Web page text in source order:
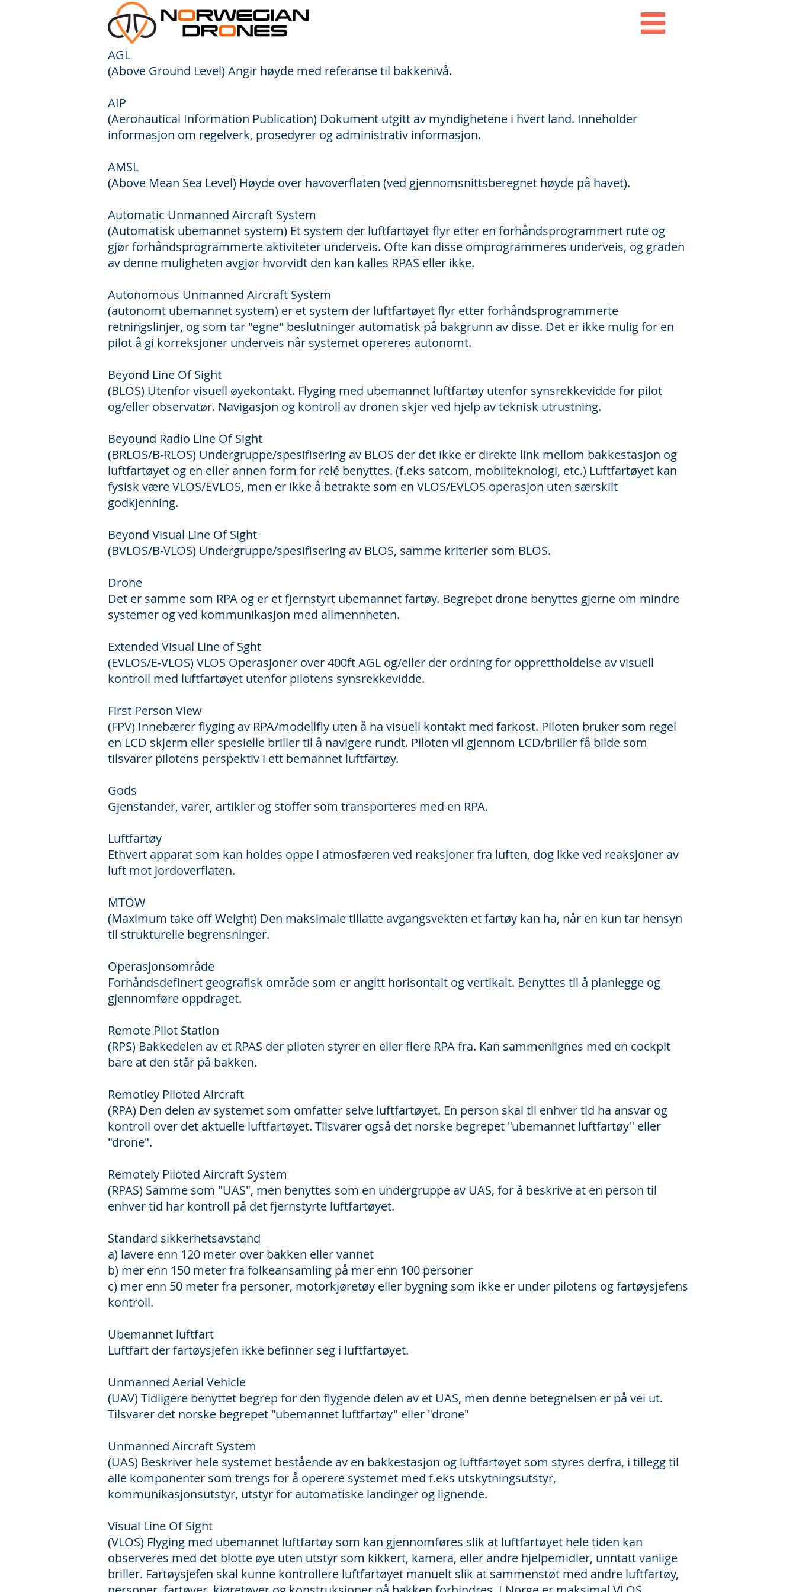
AGL
(Above Ground Level) Angir høyde med referanse til bakkenivå.
AIP
(Aeronautical Information Publication) Dokument utgitt av myndighetene i hvert land. Inneholder
informasjon om regelverk, prosedyrer og administrativ informasjon.
AMSL
(Above Mean Sea Level) Høyde over havoverflaten (ved gjennomsnittsberegnet høyde på havet).
Automatic Unmanned Aircraft System
(Automatisk ubemannet system) Et system der luftfartøyet flyr etter en forhåndsprogrammert rute og
gjør forhåndsprogrammerte aktiviteter underveis. Ofte kan disse omprogrammeres underveis, og graden
av denne muligheten avgjør hvorvidt den kan kalles RPAS eller ikke.
Autonomous Unmanned Aircraft System
(autonomt ubemannet system) er et system der luftfartøyet flyr etter forhåndsprogrammerte
retningslinjer, og som tar "egne" beslutninger automatisk på bakgrunn av disse. Det er ikke mulig for en
pilot å gi korreksjoner underveis når systemet opereres autonomt.
Beyond Line Of Sight
(BLOS) Utenfor visuell øyekontakt. Flyging med ubemannet luftfartøy utenfor synsrekkevidde for pilot
og/eller observatør. Navigasjon og kontroll av dronen skjer ved hjelp av teknisk utrustning.
Beyound Radio Line Of Sight
(BRLOS/B-RLOS) Undergruppe/spesifisering av BLOS der det ikke er direkte link mellom bakkestasjon og
luftfartøyet og en eller annen form for relé benyttes. (f.eks satcom, mobilteknologi, etc.) Luftfartøyet kan
fysisk være VLOS/EVLOS, men er ikke å betrakte som en VLOS/EVLOS operasjon uten særskilt
godkjenning.
Beyond Visual Line Of Sight
(BVLOS/B-VLOS) Undergruppe/spesifisering av BLOS, samme kriterier som BLOS.
Drone
Det er samme som RPA og er et fjernstyrt ubemannet fartøy. Begrepet drone benyttes gjerne om mindre
systemer og ved kommunikasjon med allmennheten.
Extended Visual Line of Sght
(EVLOS/E-VLOS) VLOS Operasjoner over 400ft AGL og/eller der ordning for opprettholdelse av visuell
kontroll med luftfartøyet utenfor pilotens synsrekkevidde.
First Person View
(FPV) Innebærer flyging av RPA/modellfly uten å ha visuell kontakt med farkost. Piloten bruker som regel
en LCD skjerm eller spesielle briller til å navigere rundt. Piloten vil gjennom LCD/briller få bilde som
tilsvarer pilotens perspektiv i ett bemannet luftfartøy.
Gods
Gjenstander, varer, artikler og stoffer som transporteres med en RPA.
Luftfartøy
Ethvert apparat som kan holdes oppe i atmosfæren ved reaksjoner fra luften, dog ikke ved reaksjoner av
luft mot jordoverflaten.
MTOW
(Maximum take off Weight) Den maksimale tillatte avgangsvekten et fartøy kan ha, når en kun tar hensyn
til strukturelle begrensninger.
Operasjonsområde
Forhåndsdefinert geografisk område som er angitt horisontalt og vertikalt. Benyttes til å planlegge og
gjennomføre oppdraget.
Remote Pilot Station
(RPS) Bakkedelen av et RPAS der piloten styrer en eller flere RPA fra. Kan sammenlignes med en cockpit
bare at den står på bakken.
Remotley Piloted Aircraft
(RPA) Den delen av systemet som omfatter selve luftfartøyet. En person skal til enhver tid ha ansvar og
kontroll over det aktuelle luftfartøyet. Tilsvarer også det norske begrepet "ubemannet luftfartøy" eller
"drone".
Remotely Piloted Aircraft System
(RPAS) Samme som "UAS", men benyttes som en undergruppe av UAS, for å beskrive at en person til
enhver tid har kontroll på det fjernstyrte luftfartøyet.
Standard sikkerhetsavstand
a) lavere enn 120 meter over bakken eller vannet
b) mer enn 150 meter fra folkeansamling på mer enn 100 personer
c) mer enn 50 meter fra personer, motorkjøretøy eller bygning som ikke er under pilotens og fartøysjefens
kontroll.
Ubemannet luftfart
Luftfart der fartøysjefen ikke befinner seg i luftfartøyet.
Unmanned Aerial Vehicle
(UAV) Tidligere benyttet begrep for den flygende delen av et UAS, men denne betegnelsen er på vei ut.
Tilsvarer det norske begrepet "ubemannet luftfartøy" eller "drone"
Unmanned Aircraft System
(UAS) Beskriver hele systemet bestående av en bakkestasjon og luftfartøyet som styres derfra, i tillegg til
alle komponenter som trengs for å operere systemet med f.eks utskytningsutstyr,
kommunikasjonsutstyr, utstyr for automatiske landinger og lignende.
Visual Line Of Sight
(VLOS) Flyging med ubemannet luftfartøy som kan gjennomføres slik at luftfartøyet hele tiden kan
observeres med det blotte øye uten utstyr som kikkert, kamera, eller andre hjelpemidler, unntatt vanlige
briller. Fartøysjefen skal kunne kontrollere luftfartøyet manuelt slik at sammenstøt med andre luftfartøy,